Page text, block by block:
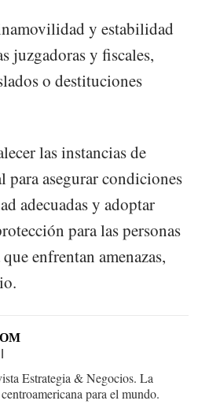
y estabilidad
juzgadoras y fiscales,
o destituciones
las instancias de
asegurar condiciones
adecuadas y adoptar
para las personas
enfrentan amenazas,
Estrategia & Negocios. La
para el mundo.